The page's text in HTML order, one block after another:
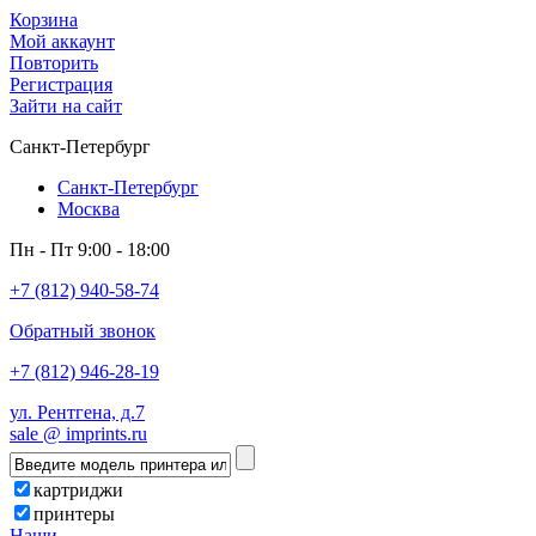
Корзина
Мой аккаунт
Повторить
Регистрация
Зайти на сайт
Санкт-Петербург
Санкт-Петербург
Москва
Пн - Пт 9:00 - 18:00
+7 (812) 940-58-74
Обратный звонок
+7 (812) 946-28-19
ул. Рентгена, д.7
sale @ imprints.ru
картриджи
принтеры